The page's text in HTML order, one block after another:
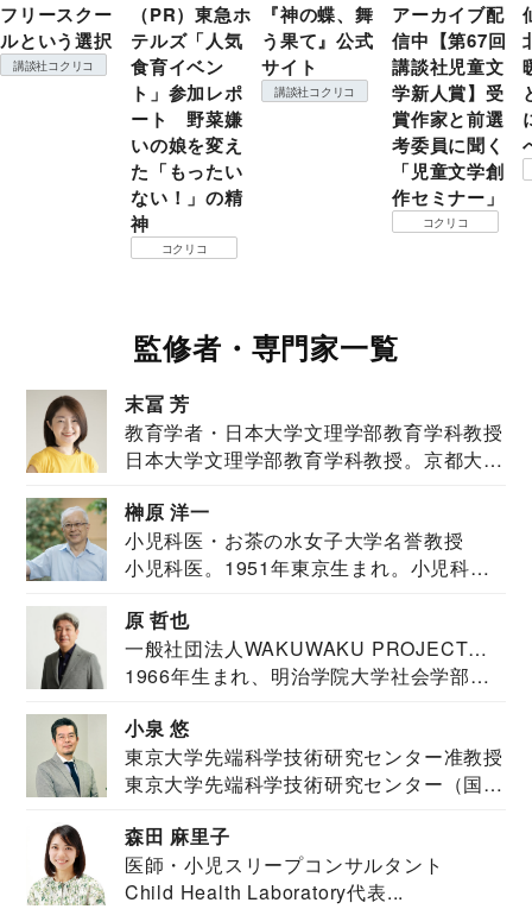
フリースクー
ルという選択
講談社コクリコ
（PR）東急ホ
テルズ「人気
食育イベン
ト」参加レポ
ート 野菜嫌
いの娘を変え
た「もったい
ない！」の精
神
コクリコ
『神の蝶、舞
う果て』公式
サイト
講談社コクリコ
アーカイブ配
信中【第67回
講談社児童文
学新人賞】受
賞作家と前選
考委員に聞く
「児童文学創
作セミナー」
コクリコ
監修者・専門家一覧
末冨 芳
教育学者・日本大学文理学部教育学科教授
日本大学文理学部教育学科教授。京都大学
榊原 洋一
小児科医・お茶の水女子大学名誉教授
小児科医。1951年東京生まれ。小児科
原 哲也
一般社団法人WAKUWAKU PROJECT
JAPAN代表・言語聴覚士・社会福祉士
1966年生まれ、明治学院大学社会学部福
小泉 悠
東京大学先端科学技術研究センター准教授
東京大学先端科学技術研究センター（国際
森田 麻里子
医師・小児スリープコンサルタント
Child Health Laboratory代表...